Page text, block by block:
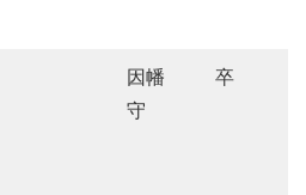
因幡
守
卒